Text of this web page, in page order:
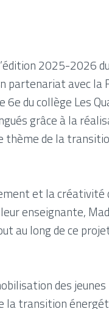
2025-2026 du
partenariat avec la
6e du collège Les
grâce à la
thème de la
et la créativité
enseignante,
au long de ce
des jeunes
la transition